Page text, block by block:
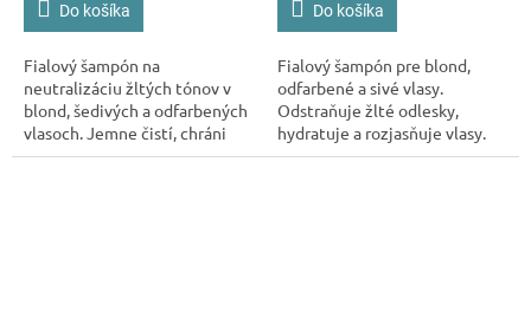
Do košíka
Fialový šampón na
neutralizáciu žltých tónov v
blond, šedivých a odfarbených
vlasoch. Jemne čistí, chráni
farbu a zanecháva vlasy hebké
Do košíka
Fialový šampón pre blond,
odfarbené a sivé vlasy.
Odstraňuje žlté odlesky,
hydratuje a rozjasňuje vlasy.
Bez silikónov. Objem 1000 ml.